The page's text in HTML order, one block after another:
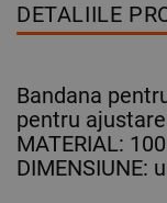
DETALIILE
Bandana
pentru
MATERIAL:
DIMENSIUNE: